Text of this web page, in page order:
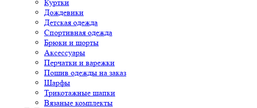
Куртки
Дождевики
Детская одежда
Спортивная одежда
Брюки и шорты
Аксессуары
Перчатки и варежки
Пошив одежды на заказ
Шарфы
Трикотажные шапки
Вязаные комплекты